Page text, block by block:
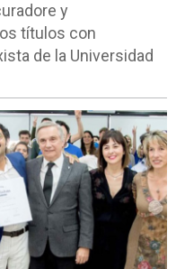
y
títulos con
de la Universidad